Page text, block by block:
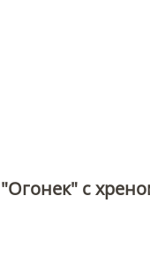
"Огонек" с